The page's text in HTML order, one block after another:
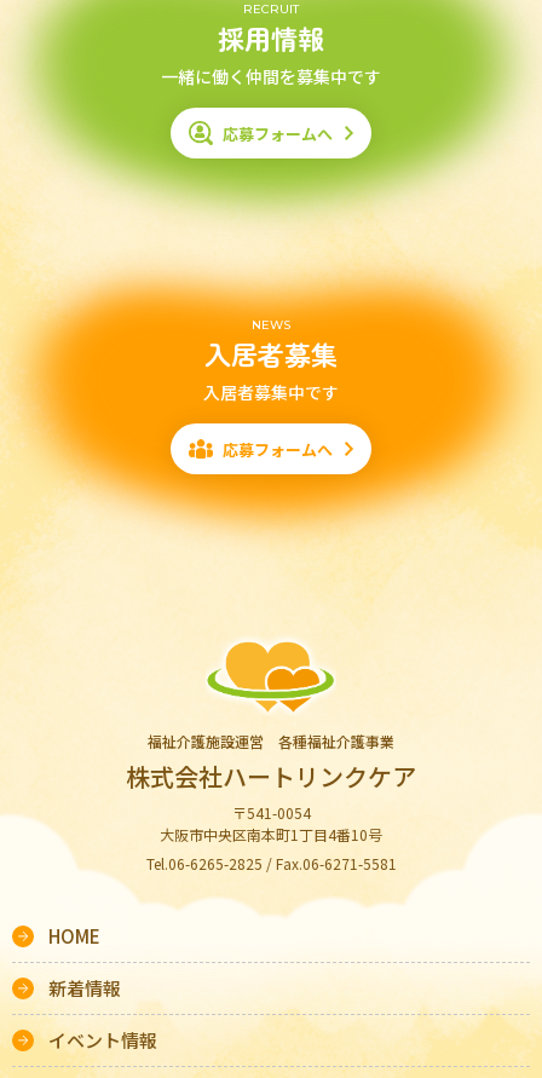
RECRUIT
採用情報
一緒に働く仲間を募集中です
応募フォームへ
NEWS
入居者募集
入居者募集中です
応募フォームへ
福祉介護施設運営 各種福祉介護事業
株式会社ハートリンクケア
〒541-0054
大阪市中央区南本町1丁目4番10号
Tel.06-6265-2825 / Fax.06-6271-5581
HOME
新着情報
イベント情報